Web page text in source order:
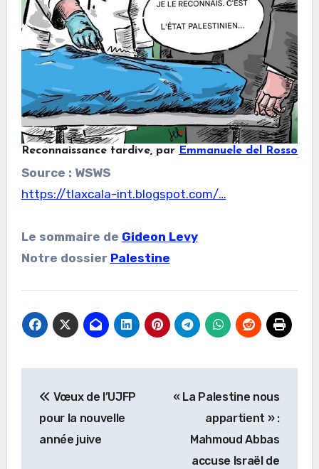
Reconnaissance tardive, par Emmanuele del Rosso
Source : WSWS
https://tlaxcala-int.blogspot.com/…
Le sommaire de Gideon Levy
Notre dossier Palestine
de
l’article
Vœux de l’UJFP
pour la nouvelle
année juive
« La Palestine nous
appartient » :
Mahmoud Abbas
accuse Israël de